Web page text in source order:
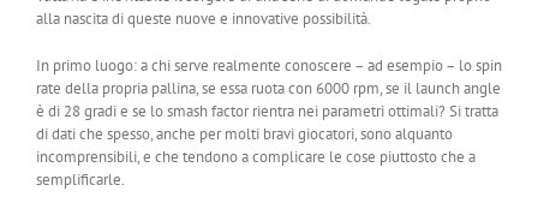
alla nascita di queste nuove e innovative possibilità.
In primo luogo: a chi serve realmente conoscere – ad esempio – lo spin
rate della propria pallina, se essa ruota con 6000 rpm, se il launch angle
è di 28 gradi e se lo smash factor rientra nei parametri ottimali? Si tratta
di dati che spesso, anche per molti bravi giocatori, sono alquanto
incomprensibili, e che tendono a complicare le cose piuttosto che a
semplificarle.